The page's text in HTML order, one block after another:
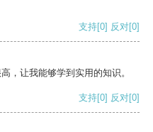
支持[0] 反对[0]
，让我能够学到实用的知识。
支持[0] 反对[0]